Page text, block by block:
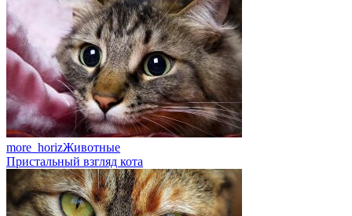
more_horizЖивотные
Пристальный взгляд кота